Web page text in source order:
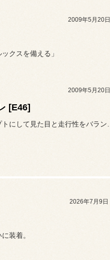
2009年5月20日
クスを備える」
2009年5月20日
[E46]
2026年7月9日
装着。